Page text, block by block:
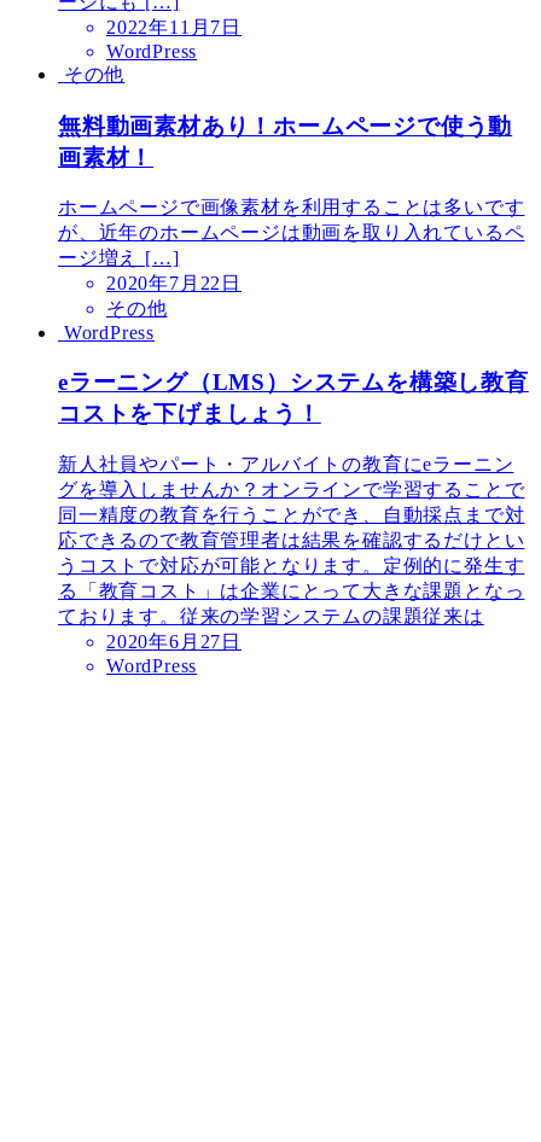
2022年11月7日
WordPress
その他
無料動画素材あり！ホームページで使う動
画素材！
ホームページで画像素材を利用することは多いです
が、近年のホームページは動画を取り入れているペ
ージ増え […]
2020年7月22日
その他
WordPress
eラーニング（LMS）システムを構築し教育
コストを下げましょう！
新人社員やパート・アルバイトの教育にeラーニン
グを導入しませんか？オンラインで学習することで
同一精度の教育を行うことができ、自動採点まで対
応できるので教育管理者は結果を確認するだけとい
うコストで対応が可能となります。定例的に発生す
る「教育コスト」は企業にとって大きな課題となっ
ております。従来の学習システムの課題従来は
2020年6月27日
WordPress